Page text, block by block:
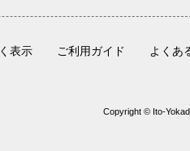
表示 ご利用ガイド よくあ
Copyright © Ito-